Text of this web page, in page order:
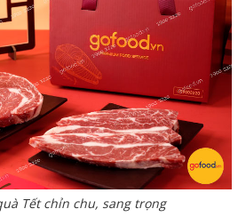
Tết chỉn chu, sang trọng